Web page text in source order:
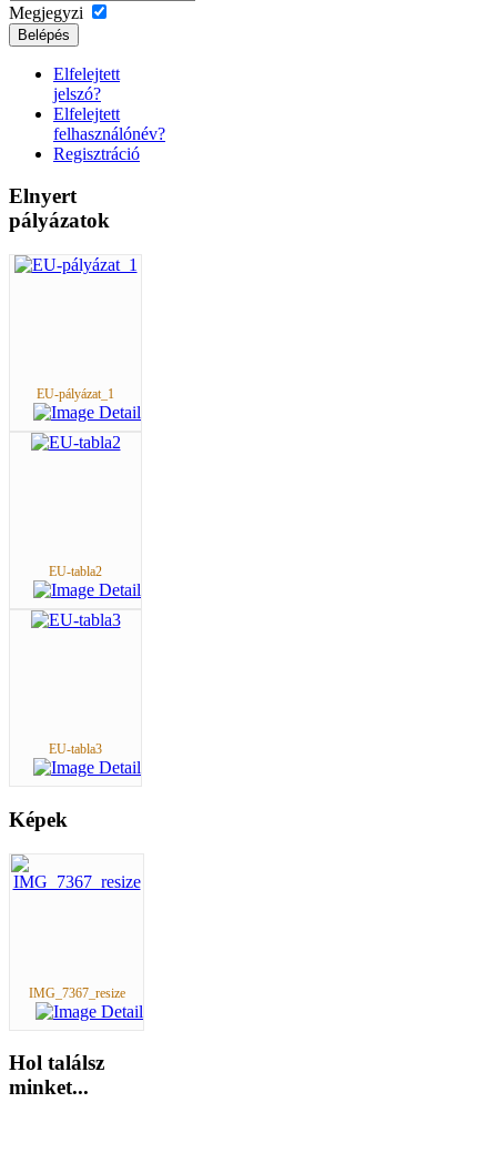
Megjegyzi
Belépés
Elfelejtett
jelszó?
Elfelejtett
felhasználónév?
Regisztráció
Elnyert
pályázatok
EU-pályázat_1
EU-tabla2
EU-tabla3
Képek
IMG_7367_resize
Hol találsz
minket...